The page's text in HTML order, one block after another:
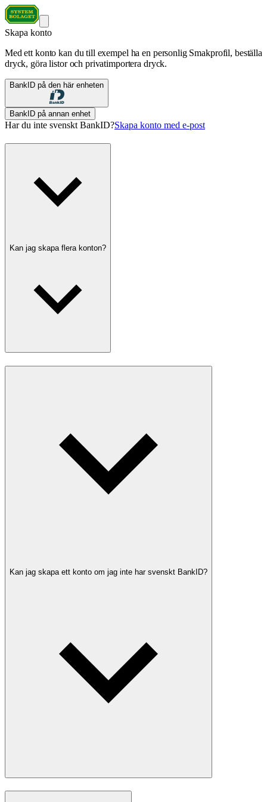
Skapa konto
Med ett konto kan du till exempel ha en personlig Smakprofil, beställa
dryck, göra listor och privatimportera dryck.
BankID på den här enheten
BankID på annan enhet
Har du inte svenskt BankID?Skapa konto med e-post
Kan jag skapa flera konton?
Kan jag skapa ett konto om jag inte har svenskt BankID?